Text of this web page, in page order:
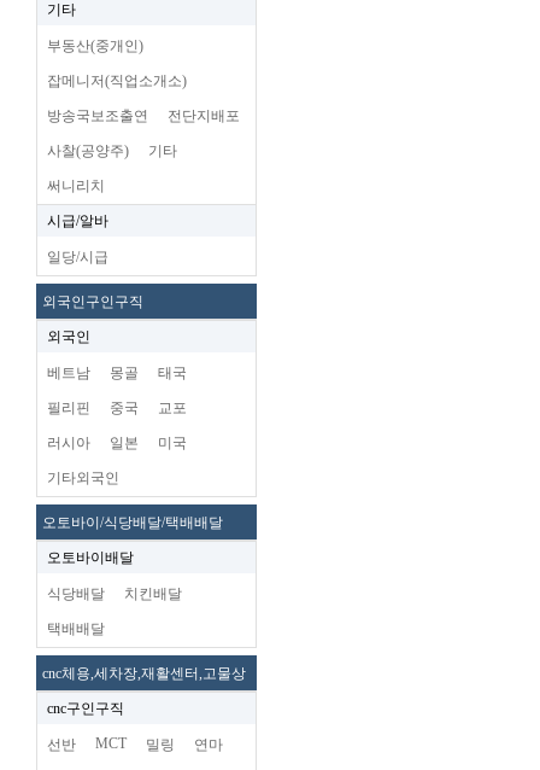
기타
부동산(중개인)
잡메니저(직업소개소)
방송국보조출연 전단지배포
사찰(공양주) 기타
써니리치
시급/알바
일당/시급
외국인구인구직
외국인
베트남 몽골 태국
필리핀 중국 교포
러시아 일본 미국
기타외국인
오토바이/식당배달/택배배달
오토바이배달
식당배달 치킨배달
택배배달
cnc체용,세차장,재활센터,고물상
cnc구인구직
선반 MCT 밀링 연마